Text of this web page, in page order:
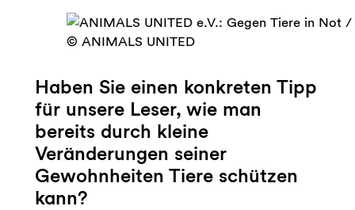
© ANIMALS UNITED
Haben Sie einen konkreten Tipp
für unsere Leser, wie man
bereits durch kleine
Veränderungen seiner
Gewohnheiten Tiere schützen
kann?